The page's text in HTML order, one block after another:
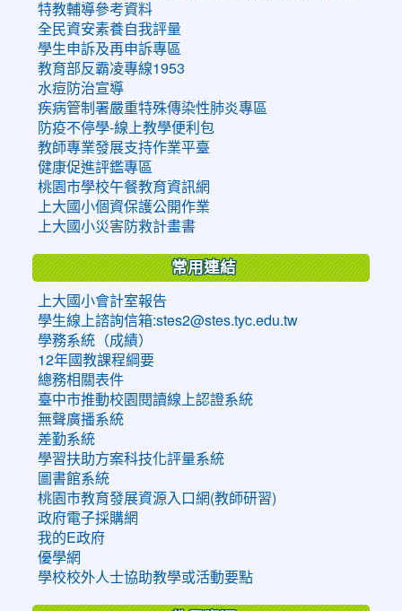
特教輔導參考資料
全民資安素養自我評量
學生申訴及再申訴專區
教育部反霸凌專線1953
水痘防治宣導
疾病管制署嚴重特殊傳染性肺炎專區
防疫不停學-線上教學便利包
教師專業發展支持作業平臺
健康促進評鑑專區
桃園市學校午餐教育資訊網
上大國小個資保護公開作業
上大國小災害防救計畫書
常用連結
上大國小會計室報告
學生線上諮詢信箱:stes2@stes.tyc.edu.tw
學務系統（成績）
12年國教課程綱要
總務相關表件
臺中市推動校園閱讀線上認證系統
無聲廣播系統
差勤系統
學習扶助方案科技化評量系統
圖書館系統
桃園市教育發展資源入口網(教師研習)
政府電子採購網
我的E政府
優學網
學校校外人士協助教學或活動要點